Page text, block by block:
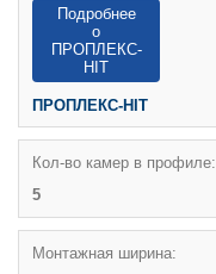
Подробнее
о
ПРОПЛЕКС-
HIT
ПРОПЛЕКС-HIT
Кол-во камер в профиле:
5
Монтажная ширина: